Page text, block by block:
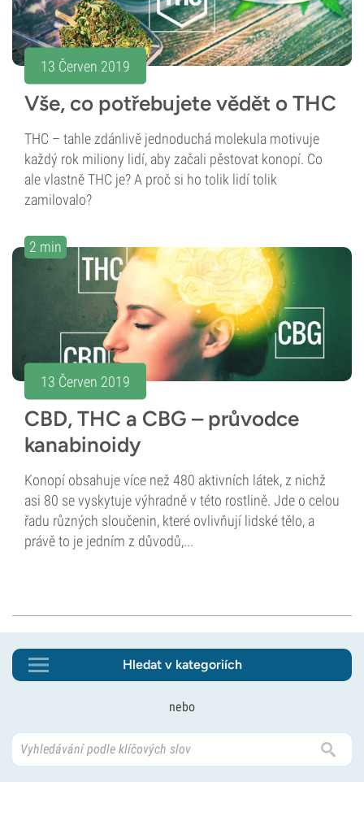
13 Červen 2019
Vše, co potřebujete vědět o THC
THC – tahle zdánlivě jednoduchá molekula motivuje
každý rok miliony lidí, aby začali pěstovat konopí. Co
ale vlastně THC je? A proč si ho tolik lidí tolik
zamilovalo?
2 min
13 Červen 2019
CBD, THC a CBG – průvodce
kanabinoidy
Konopí obsahuje více než 480 aktivních látek, z nichž
asi 80 se vyskytuje výhradně v této rostlině. Jde o celou
řadu různých sloučenin, které ovlivňují lidské tělo, a
právě to je jedním z důvodů,...
Hledat v kategoriích
nebo